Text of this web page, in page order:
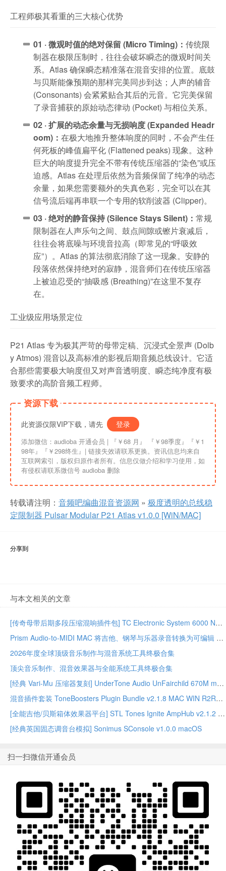
工程师极其看重的三大核心优势
01 · 微观时值的绝对保留 (Micro Timing)： 传统限
制器在极限压制时，往往会破坏瞬态的微观时间关
系。Atlas 确保瞬态精准落在混音安排的位置。底鼓
与贝斯能像预期的那样完美同步到达；人声的辅音
(Consonants) 会紧紧贴合其后的元音。它完美保留
了录音捕获的原始动态律动 (Pocket) 与相位关系。
02 · 扩展的动态余量与无损响度 (Expanded Headr
oom)： 在极大地推升整体响度的同时，不会产生任
何死板的峰值扁平化 (Flattened peaks) 现象。这种
巨大的响度提升完全不带有传统压缩器的“染色”或压
迫感。Atlas 在处理后依然为音频保留了纯净的动态
余量，如果您需要额外的失真色彩，完全可以在其
信号流后端再串联一个专用的软削波器 (Clipper)。
03 · 绝对的静音保持 (Silence Stays Silent)： 常规
限制器在人声乐句之间、鼓点间隙或镲片衰减后，
往往会将底噪与环境音拉高（即常见的“呼吸效
应”）。Atlas 的算法彻底消除了这一现象。安静的
段落依然保持绝对的寂静，混音师们在传统压缩器
上被迫忍受的“抽吸感 (Breathing)”在这里不复存
在。
工业级应用场景定位
P21 Atlas 专为极其严苛的母带定稿、沉浸式全景声 (Dolb
y Atmos) 混音以及高标准的影视后期音频总线设计。它适
合那些需要极大响度但又对声音透明度、瞬态纯净度有极
致要求的高阶音频工程师。
资源下载
此资源仅限VIP下载，请先 登录
添加微信：audioba 开通会员 | 『￥68 月』 『￥98季度』『￥1
98年』『￥298终生』| 链接失效请联系更换。资讯信息均来自
互联网索引，版权归原作者所有。信息仅做介绍和学习使用，如
有侵权请联系微信号 audioba 删除
转载请注明： 音频吧编曲混音资源网 » 极度透明的总线稳
定限制器 Pulsar Modular P21 Atlas v1.0.0 [WiN/MAC]
分享到
与本文相关的文章
[传奇母带后期多段压缩混响插件包] TC Electronic System 6000 Native Series Bundle 02.2026-GUISEPPE [MacOSX]（203MB）
Prism Audio-to-MIDI MAC 将吉他、钢琴与乐器录音转换为可编辑 MIDI
2026年度全球顶级音乐制作与混音系统工具终极合集
顶尖音乐制作、混音效果器与全能系统工具终极合集
[经典 Vari-Mu 压缩器复刻] UnderTone Audio UnFairchild 670M mkII v1.0.8 WiN/MAC – BUBBiX
混音插件套装 ToneBoosters Plugin Bundle v2.1.8 MAC WIN R2R版本
[全能吉他/贝斯箱体效果器平台] STL Tones Ignite AmpHub v2.1.2 2026.07 WiN – ItUsed
[经典英国固态调音台模拟] Sonimus SConsole v1.0.0 macOS
扫一扫微信开通会员